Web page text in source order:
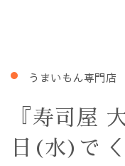
うまいもん専門店
『寿司屋
日(水)で